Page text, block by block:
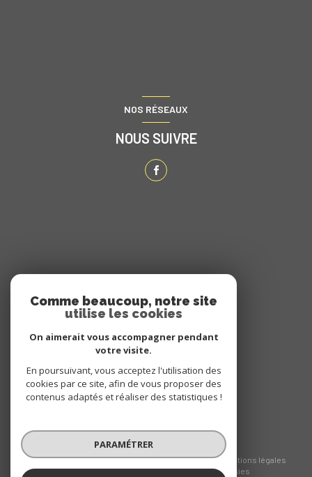
NOS RÉSEAUX
NOUS SUIVRE
NOUS ADHÉRONS
© 2026 | Tous droits réservés
Nos honoraires
Nos partenaires
Mentions légales
Admin
Politique RGPD Cookies
Comme beaucoup, notre site
utilise les cookies
On aimerait vous accompagner pendant
votre visite.
En poursuivant, vous acceptez l'utilisation des
cookies par ce site, afin de vous proposer des
contenus adaptés et réaliser des statistiques !
PARAMÉTRER